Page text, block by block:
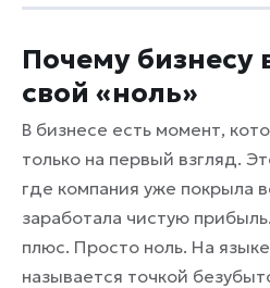
Почему бизнесу
свой «ноль»
В бизнесе есть момент,
только на первый взгляд.
где компания уже покрыла
заработала чистую
плюс. Просто ноль. На
называется точкой